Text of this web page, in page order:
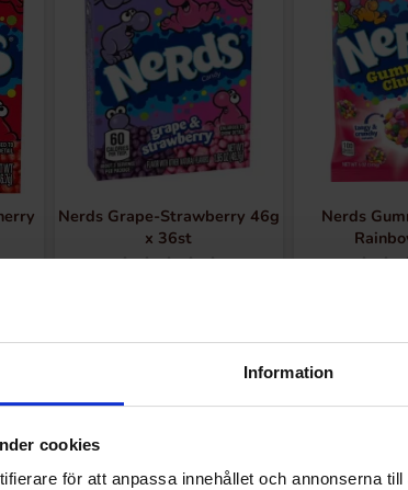
Information
cookies
för att anpassa innehållet och annonserna
Nerds Grape-Strawberry 46g
x 36st
Katso
Nerds